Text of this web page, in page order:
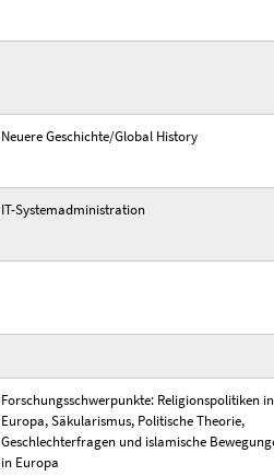
Neuere Geschichte/Global History
IT-Systemadministration
Forschungsschwerpunkte: Religionspolitiken in
Europa, Säkularismus, Politische Theorie,
Geschlechterfragen und islamische
in Europa